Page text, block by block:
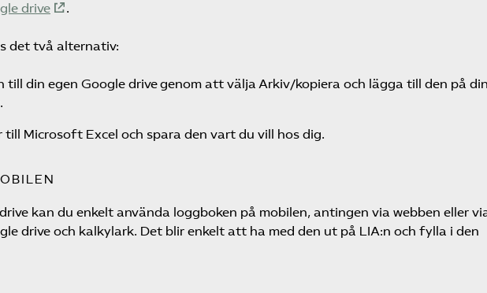
drive .
det två alternativ:
till din egen Google drive genom att välja Arkiv/kopiera och lägga till den på
till Microsoft Excel och spara den vart du vill hos dig.
kan du enkelt använda loggboken på mobilen, antingen via webben eller
drive och kalkylark. Det blir enkelt att ha med den ut på LIA:n och fylla i den